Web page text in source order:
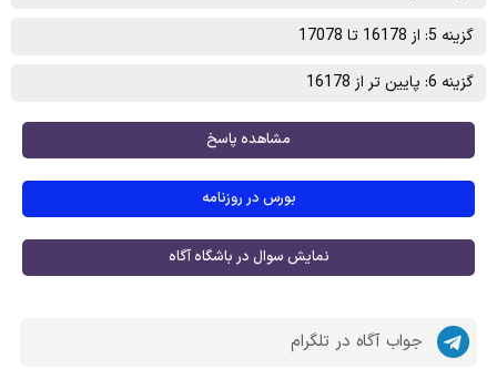
گزینه 5: از 16178 تا 17078
گزینه 6: پایین تر از 16178
مشاهده پاسخ
بورس در روزنامه
نمایش سوال در باشگاه آگاه
جواب آگاه در تلگرام